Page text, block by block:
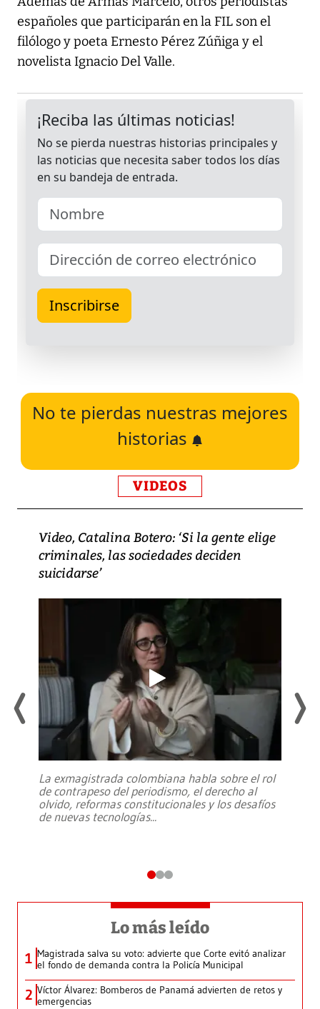
españoles que participarán en la FIL son el
filólogo y poeta Ernesto Pérez Zúñiga y el
novelista Ignacio Del Valle.
No te pierdas nuestras mejores
historias
VIDEOS
Video, Catalina Botero: ‘Si la gente elige
criminales, las sociedades deciden
suicidarse’
La exmagistrada colombiana habla sobre el rol
de contrapeso del periodismo, el derecho al
olvido, reformas constitucionales y los desafíos
de nuevas tecnologías...
Lo más leído
1 Magistrada salva su voto: advierte que Corte evitó analizar
el fondo de demanda contra la Policía Municipal
2 Víctor Álvarez: Bomberos de Panamá advierten de retos y
emergencias